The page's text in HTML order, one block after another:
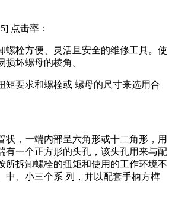
点击率：
螺栓方便、灵活且安全的维修工具。使
损坏螺母的棱角。
矩要求和螺栓或 螺母的尺寸来选用合
状，一端内部呈六角形或十二角形，用
有一个正方形的头孔，该头孔用来与配
所拆卸螺栓的扭矩和使用的工作环境不
中、小三个系 列，并以配套手柄方榫